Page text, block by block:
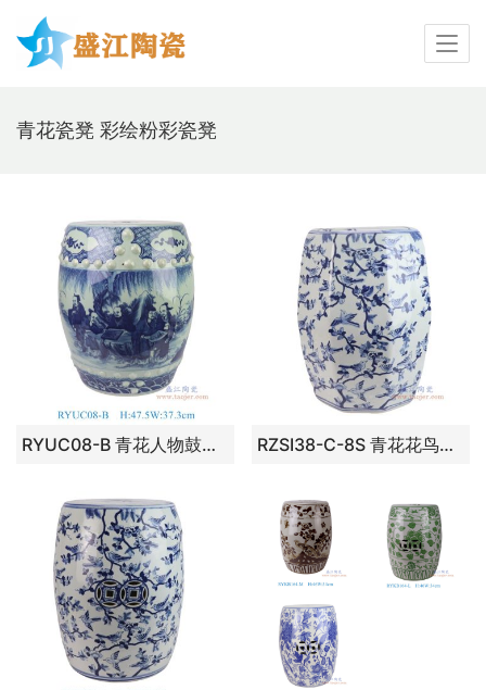
青花瓷凳 彩绘粉彩瓷凳
RYUC08-B 青花人物鼓凳凉墩 RZSI38-C-8S 青花花鸟八方凳